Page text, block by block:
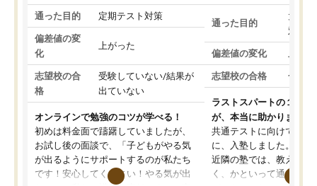
通った目的 定期テスト対策
偏差値の変
化
上がった
志望校の合
格
受験していない/結果が
出ていない
オンラインで勉強のコツが学べる！
初めは料金面で躊躇していましたが、
お試し後の面談で、「子どもがやる気
が出るようにサポートするのが私たち
です！安心してください！やる気が出
通った目的
大学
対策
偏差値の変化 上が
志望校の合格 合格
ラストスパートの１か月
が、本当に助かりました
共通テストに向けての追
に、入塾しました。田舎
近隣の塾では、教えても
く、かといって通うには